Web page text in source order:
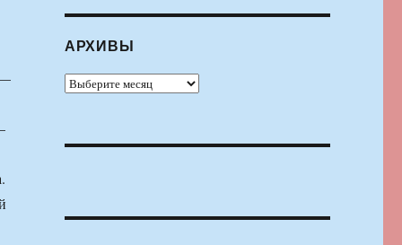
—
АРХИВЫ
Архивы